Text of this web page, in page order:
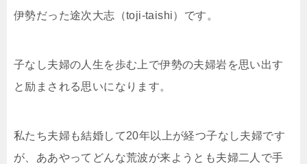
伊勢だった途次大志（toji-taishi）です。
子なし夫婦の人生を歩む上で伊勢の夫婦岩を思い出す
と励まされる思いになります。
私たち夫婦も結婚して20年以上が経つ子なし夫婦です
が、ああやってどんな荒波が来ようとも夫婦二人で手